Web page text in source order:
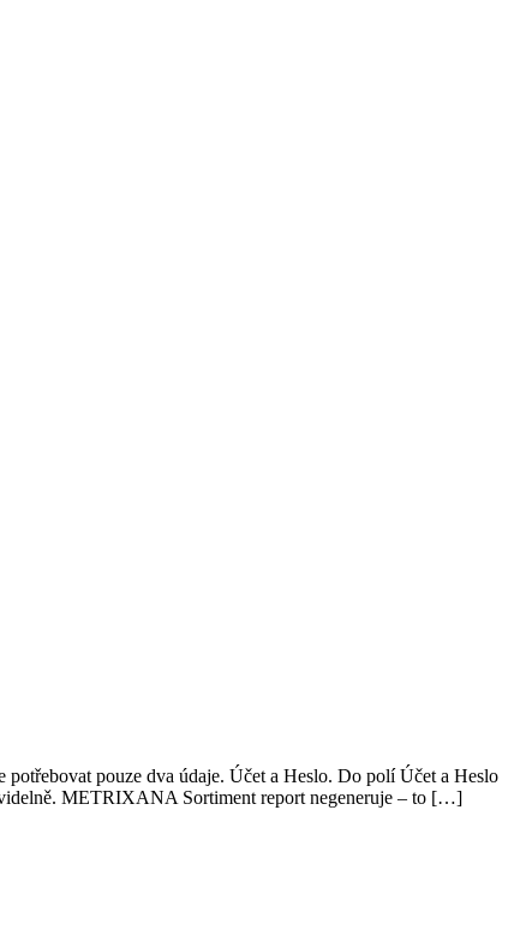
pouze dva údaje. Účet a Heslo. Do polí Účet a Heslo
METRIXANA Sortiment report negeneruje – to […]